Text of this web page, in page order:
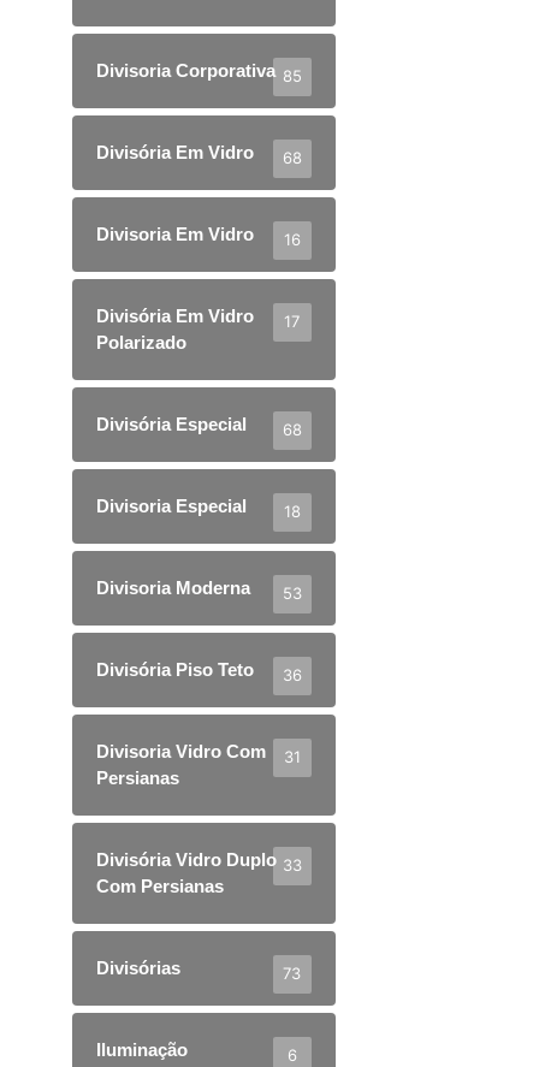
Divisoria Corporativa 85
Divisória Em Vidro 68
Divisoria Em Vidro 16
Divisória Em Vidro
Polarizado
17
Divisória Especial 68
Divisoria Especial 18
Divisoria Moderna 53
Divisória Piso Teto 36
Divisoria Vidro Com
Persianas
31
Divisória Vidro Duplo
Com Persianas
33
Divisórias 73
Iluminação 6